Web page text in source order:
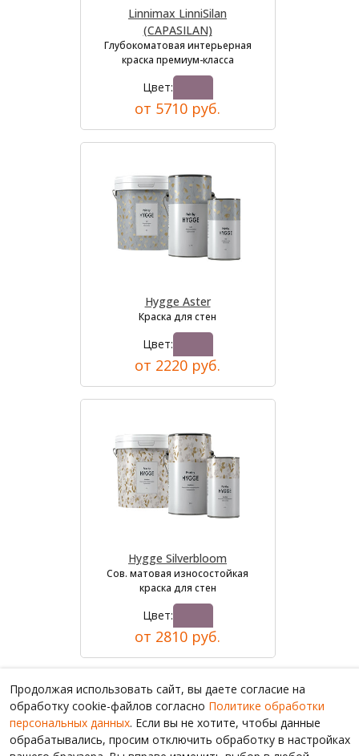
Linnimax LinniSilan
(CAPASILAN)
Глубокоматовая интерьерная
краска премиум-класса
Цвет:
от 5710 руб.
Hygge Aster
Краска для стен
Цвет:
от 2220 руб.
Hygge Silverbloom
Сов. матовая износостойкая
краска для стен
Цвет:
от 2810 руб.
Продолжая использовать сайт, вы даете согласие на
обработку cookie-файлов согласно Политике обработки
персональных данных. Если вы не хотите, чтобы данные
обрабатывались, просим отключить обработку в настройках